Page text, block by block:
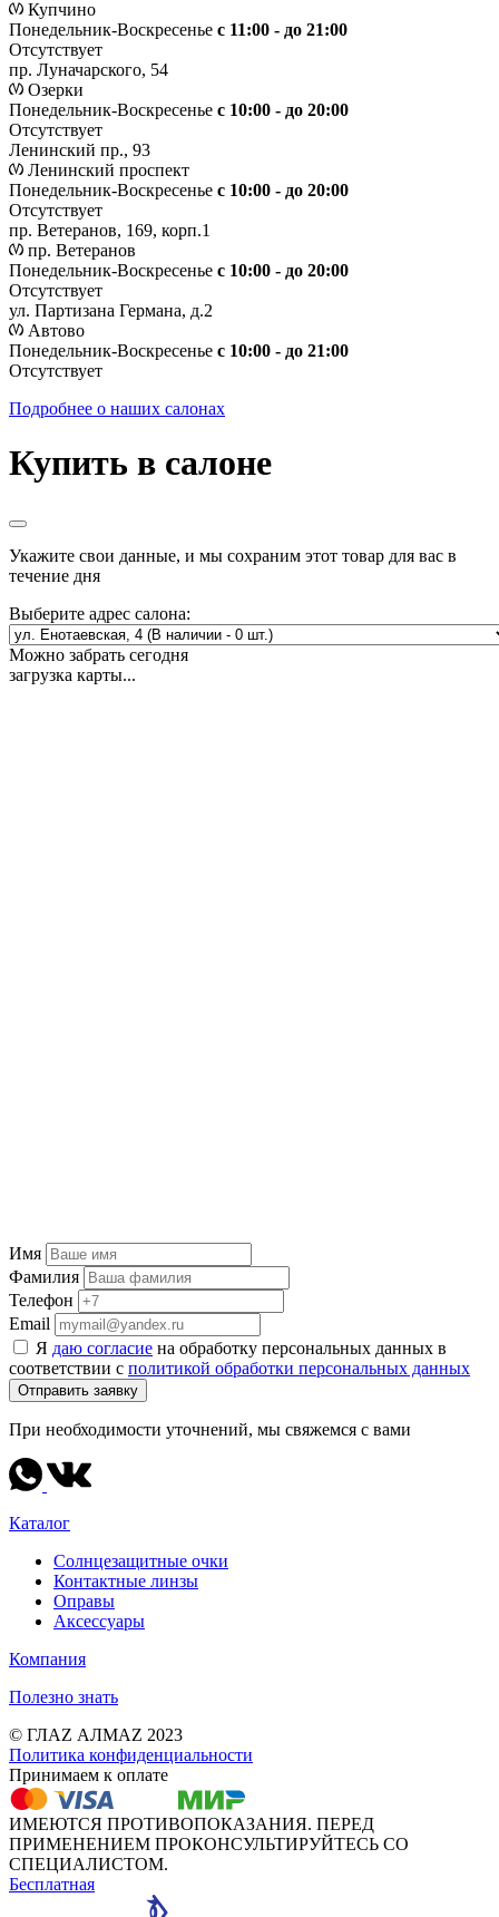
Купчино
Понедельник-Воскресенье с 11:00 - до 21:00
Отсутствует
пр. Луначарского, 54
Озерки
Понедельник-Воскресенье с 10:00 - до 20:00
Отсутствует
Ленинский пр., 93
Ленинский проспект
Понедельник-Воскресенье с 10:00 - до 20:00
Отсутствует
пр. Ветеранов, 169, корп.1
пр. Ветеранов
Понедельник-Воскресенье с 10:00 - до 20:00
Отсутствует
ул. Партизана Германа, д.2
Автово
Понедельник-Воскресенье с 10:00 - до 21:00
Отсутствует
Подробнее о наших салонах
Купить в салоне
Укажите свои данные, и мы сохраним этот товар для вас в
течение дня
Выберите адрес салона:
Можно забрать сегодня
загрузка карты...
Имя
Фамилия
Телефон
Email
Я даю согласие на обработку персональных данных в
соответствии с политикой обработки персональных данных
Отправить заявку
При необходимости уточнений, мы свяжемся с вами
Каталог
Солнцезащитные очки
Контактные линзы
Оправы
Аксессуары
Компания
Полезно знать
© ГЛАZ АЛМАZ 2023
Политика конфиденциальности
Принимаем к оплате
ИМЕЮТСЯ ПРОТИВОПОКАЗАНИЯ. ПЕРЕД
ПРИМЕНЕНИЕМ ПРОКОНСУЛЬТИРУЙТЕСЬ СО
СПЕЦИАЛИСТОМ.
Бесплатная